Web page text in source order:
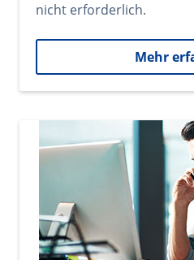
nicht erforderlich.
Mehr